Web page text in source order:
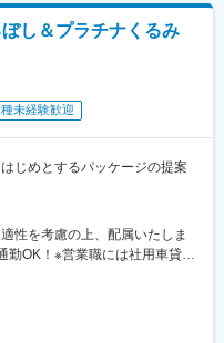
い、その後店舗責任者として当
だき、その後、店舗マネージ
だきます。
き、OJTを中心に業務に必要
そ、いろんな働き方・いろん
場でお客様対応に力を注ぎ続
経験を積みながら、自分らし
し＆プラチナくるみ
未経験歓迎
じめとするパッケージの提案
性を考慮の上、配属いたしま
OK！※営業職には社用車貸与
事業部栃木県小山市群馬県前
川県高座郡新潟県新発田市■中
静岡県静岡市愛知県豊橋市愛